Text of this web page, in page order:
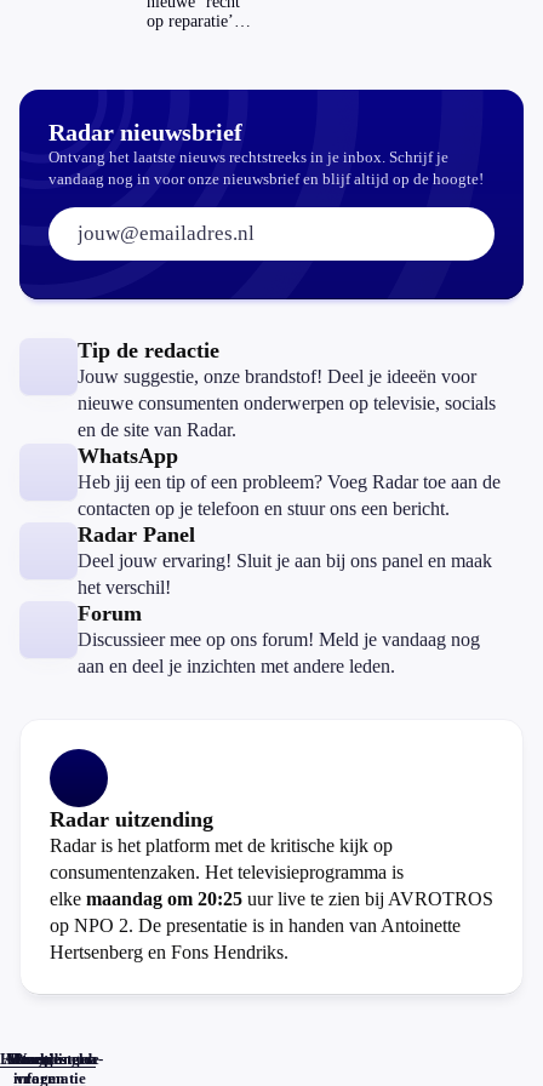
dragend deel van de
dat willen ze liever
mij.. 😉
op reparatie’
Radar nieuwsbrief
Ontvang het laatste nieuws rechtstreeks in je inbox. Schrijf je
vandaag nog in voor onze nieuwsbrief en blijf altijd op de hoogte!
E-mailadres:
Tip de redactie
Jouw suggestie, onze brandstof! Deel je ideeën voor
nieuwe consumenten onderwerpen op televisie, socials
en de site van Radar.
WhatsApp
Heb jij een tip of een probleem? Voeg Radar toe aan de
contacten op je telefoon en stuur ons een bericht.
Radar Panel
Deel jouw ervaring! Sluit je aan bij ons panel en maak
het verschil!
Forum
Discussieer mee op ons forum! Meld je vandaag nog
aan en deel je inzichten met andere leden.
Radar uitzending
Radar is het platform met de kritische kijk op
consumentenzaken. Het televisieprogramma is
elke maandag om 20:25 uur live te zien bij AVROTROS
op NPO 2. De presentatie is in handen van Antoinette
Hertsenberg en Fons Hendriks.
Home
Actueel
Uitzendingen
Reacties
Programma-
informatie
Veelgestelde
vragen